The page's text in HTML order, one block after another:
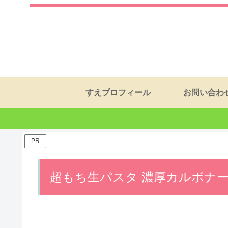
すえプロフィール お問い合わ
PR
超もち生パスタ 濃厚カルボナ